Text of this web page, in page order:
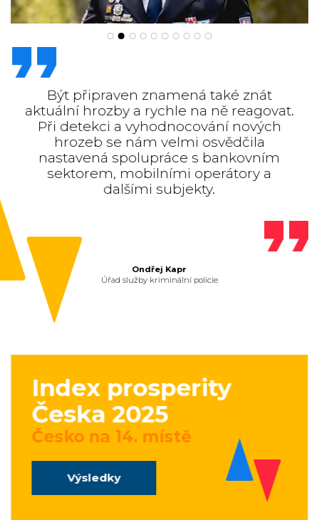
Být připraven znamená také znát
aktuální hrozby a rychle na ně reagovat.
Při detekci a vyhodnocování nových
hrozeb se nám velmi osvědčila
nastavená spolupráce s bankovním
sektorem, mobilními operátory a
dalšími subjekty.
Ondřej Kapr
Úřad služby kriminální policie
Index prosperity
Česka 2025
Česko na 14. místě
Výsledky